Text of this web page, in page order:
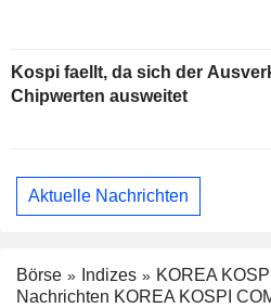
Kospi faellt, da sich der
Chipwerten ausweitet
Aktuelle Nachrichten
Börse Indizes
KOREA
Nachrichten KOREA KOSPI